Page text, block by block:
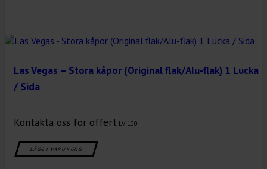
Las Vegas – Stora kåpor (Original flak/Alu-flak) 1 Lucka
/ Sida
Kontakta oss för offert LV-100
LÄGG I VARUKORG